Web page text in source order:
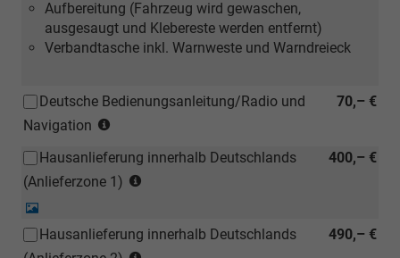
Aufbereitung (Fahrzeug wird gewaschen,
ausgesaugt und Klebereste werden entfernt)
Verbandtasche inkl. Warnweste und Warndreieck
70,– €
Deutsche Bedienungsanleitung/Radio und
Navigation
auch
bei
Händler
400,– €
Hausanlieferung innerhalb Deutschlands
(Anlieferzone 1)
(ausgenommen
490,– €
Hausanlieferung innerhalb Deutschlands